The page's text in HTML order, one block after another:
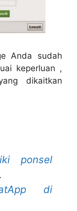
Anda sudah
keperluan ,
dikaitkan
ponsel
.
di